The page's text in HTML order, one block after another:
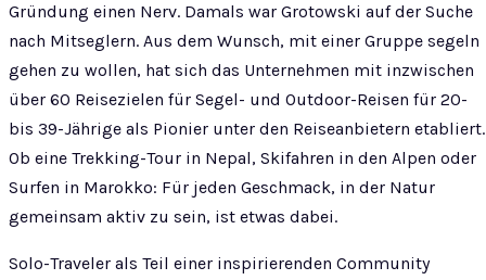
Gründung einen Nerv. Damals war Grotowski auf der Suche
nach Mitseglern. Aus dem Wunsch, mit einer Gruppe segeln
gehen zu wollen, hat sich das Unternehmen mit inzwischen
über 60 Reisezielen für Segel- und Outdoor-Reisen für 20-
bis 39-Jährige als Pionier unter den Reiseanbietern etabliert.
Ob eine Trekking-Tour in Nepal, Skifahren in den Alpen oder
Surfen in Marokko: Für jeden Geschmack, in der Natur
gemeinsam aktiv zu sein, ist etwas dabei.
Solo-Traveler als Teil einer inspirierenden Community